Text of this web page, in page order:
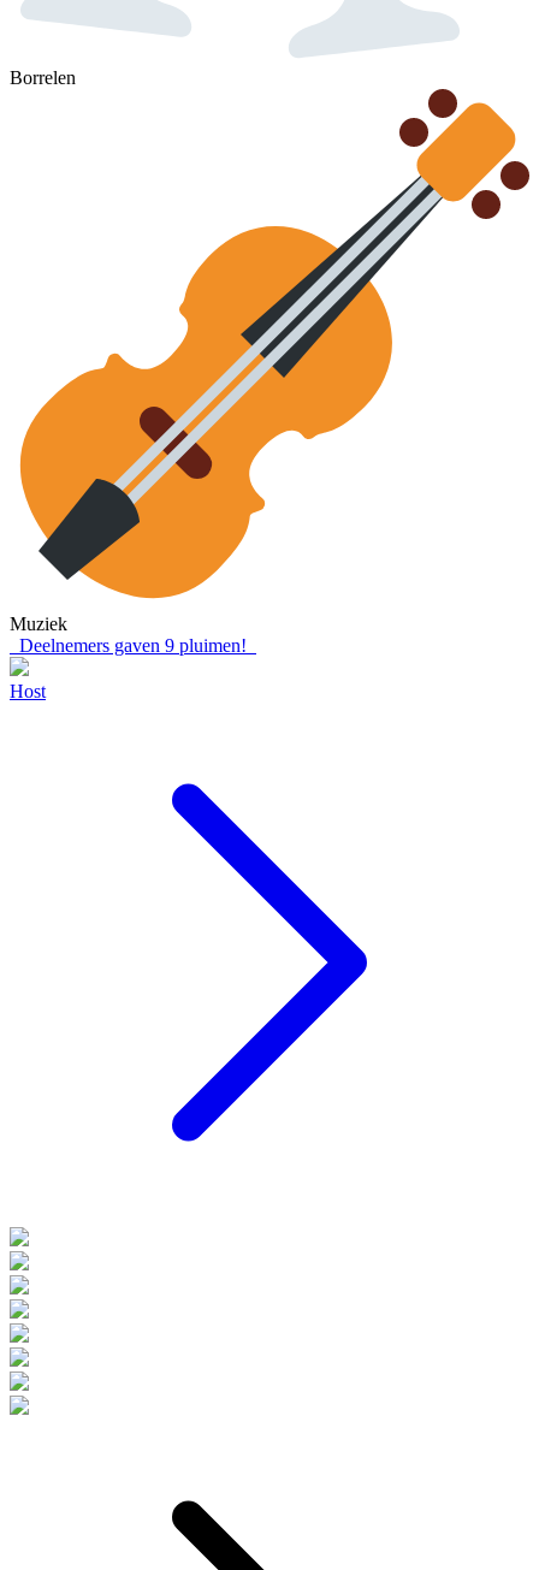
Borrelen
Muziek
Deelnemers gaven 9 pluimen!
Host